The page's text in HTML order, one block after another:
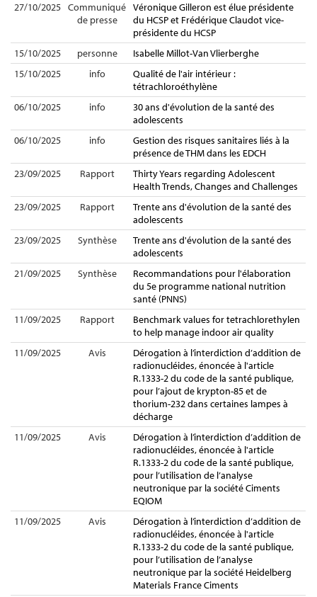
27/10/2025 Communiqué
de presse
Véronique Gilleron est élue présidente
du HCSP et Frédérique Claudot vice-
présidente du HCSP
15/10/2025
personne
Isabelle Millot-Van Vlierberghe
15/10/2025
info
Qualité de l'air intérieur :
tétrachloroéthylène
06/10/2025
info
30 ans d'évolution de la santé des
adolescents
06/10/2025
info
Gestion des risques sanitaires liés à la
présence de THM dans les EDCH
23/09/2025
Rapport
Thirty Years regarding Adolescent
Health Trends, Changes and Challenges
23/09/2025
Rapport
Trente ans d'évolution de la santé des
adolescents
23/09/2025
Synthèse
Trente ans d'évolution de la santé des
adolescents
21/09/2025
Synthèse
Recommandations pour l'élaboration
du 5e programme national nutrition
santé (PNNS)
11/09/2025
Rapport
Benchmark values for tetrachlorethylen
to help manage indoor air quality
11/09/2025
Avis
Dérogation à l’interdiction d’addition de
radionucléides, énoncée à l'article
R.1333-2 du code de la santé publique,
pour l’ajout de krypton-85 et de
thorium-232 dans certaines lampes à
décharge
11/09/2025
Avis
Dérogation à l’interdiction d’addition de
radionucléides, énoncée à l'article
R.1333-2 du code de la santé publique,
pour l’utilisation de l’analyse
neutronique par la société Ciments
EQIOM
11/09/2025
Avis
Dérogation à l’interdiction d’addition de
radionucléides, énoncée à l'article
R.1333-2 du code de la santé publique,
pour l’utilisation de l’analyse
neutronique par la société Heidelberg
Materials France Ciments